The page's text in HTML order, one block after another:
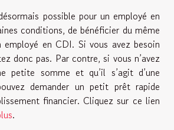
possible pour un employé en
conditions, de bénéficier du même
employé en CDI. Si vous avez besoin
donc pas. Par contre, si vous n’avez
petite somme et qu’il s’agit d’une
demander un petit prêt rapide
financier. Cliquez sur ce lien
.